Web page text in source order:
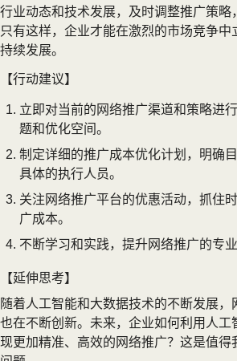
行业动态和技术发展，及时调整推广策略
只有这样，企业才能在激烈的市场竞争
持续发展。
【行动建议】
立即对当前的网络推广渠道和策略进
题和优化空间。
制定详细的推广成本优化计划，明确
具体的执行人员。
关注网络推广平台的优惠活动，抓住
广成本。
不断学习和实践，提升网络推广的专业
【延伸思考】
随着人工智能和大数据技术的不断发展
也在不断创新。未来，企业如何利用人工
现更加精准、高效的网络推广？这是值得